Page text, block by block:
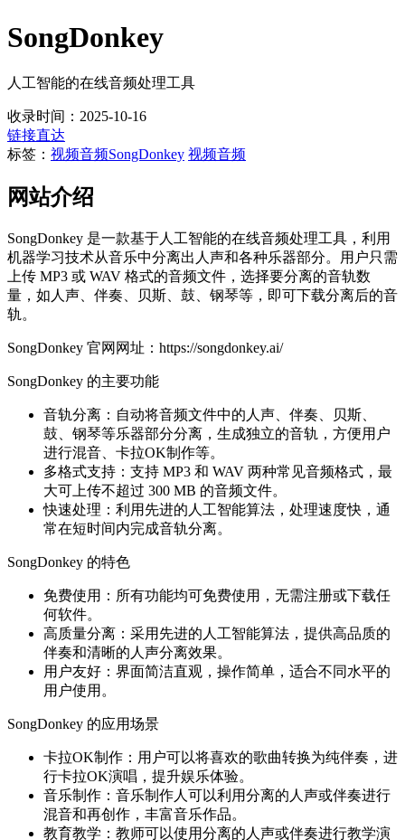
SongDonkey
人工智能的在线音频处理工具
收录时间：2025-10-16
链接直达
标签： 视频音频SongDonkey 视频音频
网站介绍
SongDonkey 是一款基于人工智能的在线音频处理工具，利用
机器学习技术从音乐中分离出人声和各种乐器部分。用户只需
上传 MP3 或 WAV 格式的音频文件，选择要分离的音轨数
量，如人声、伴奏、贝斯、鼓、钢琴等，即可下载分离后的音
轨。
SongDonkey 官网网址：https://songdonkey.ai/
SongDonkey 的主要功能
音轨分离：自动将音频文件中的人声、伴奏、贝斯、
鼓、钢琴等乐器部分分离，生成独立的音轨，方便用户
进行混音、卡拉OK制作等。
多格式支持：支持 MP3 和 WAV 两种常见音频格式，最
大可上传不超过 300 MB 的音频文件。
快速处理：利用先进的人工智能算法，处理速度快，通
常在短时间内完成音轨分离。
SongDonkey 的特色
免费使用：所有功能均可免费使用，无需注册或下载任
何软件。
高质量分离：采用先进的人工智能算法，提供高品质的
伴奏和清晰的人声分离效果。
用户友好：界面简洁直观，操作简单，适合不同水平的
用户使用。
SongDonkey 的应用场景
卡拉OK制作：用户可以将喜欢的歌曲转换为纯伴奏，进
行卡拉OK演唱，提升娱乐体验。
音乐制作：音乐制作人可以利用分离的人声或伴奏进行
混音和再创作，丰富音乐作品。
教育教学：教师可以使用分离的人声或伴奏进行教学演